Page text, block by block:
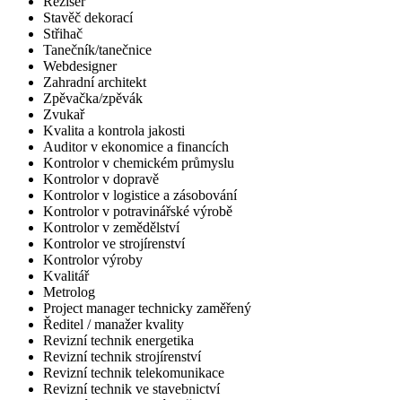
Stavěč dekorací
Střihač
Tanečník/tanečnice
Webdesigner
Zahradní architekt
Zpěvačka/zpěvák
Zvukař
Kvalita a kontrola jakosti
Auditor v ekonomice a financích
Kontrolor v chemickém průmyslu
Kontrolor v dopravě
Kontrolor v logistice a zásobování
Kontrolor v potravinářské výrobě
Kontrolor v zemědělství
Kontrolor ve strojírenství
Kontrolor výroby
Kvalitář
Metrolog
Project manager technicky zaměřený
Ředitel / manažer kvality
Revizní technik energetika
Revizní technik strojírenství
Revizní technik telekomunikace
Revizní technik ve stavebnictví